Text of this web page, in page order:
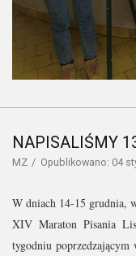
NAPISALIŚMY
MZ Opublikowano: 04
W dniach 14-15 grudnia,
XIV Maraton Pisania
tygodniu